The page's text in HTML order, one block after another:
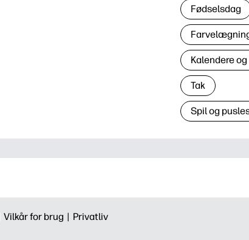
Fødselsdag
Kalendere
Tak
Spil og
Vilkår for brug | Privatliv